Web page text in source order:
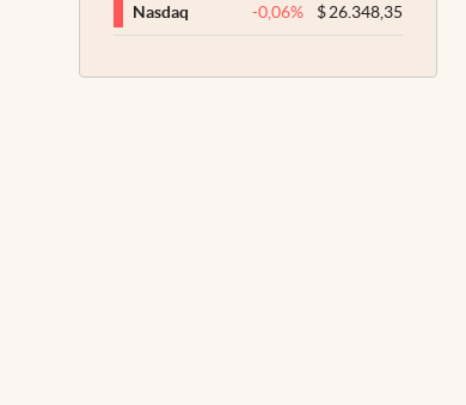
Nasdaq -0,06% $26.348,35